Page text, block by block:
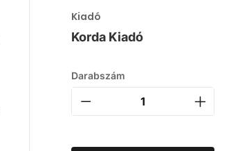
Kiadó
Korda Kiadó
Darabszám